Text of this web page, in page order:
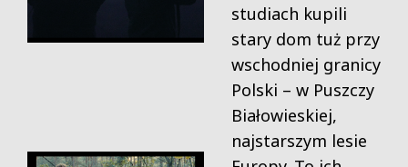
studiach kupili
stary dom tuż przy
wschodniej granicy
Polski – w Puszczy
Białowieskiej,
najstarszym lesie